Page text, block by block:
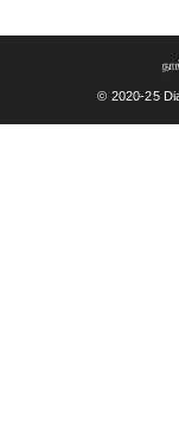
© 2020-25